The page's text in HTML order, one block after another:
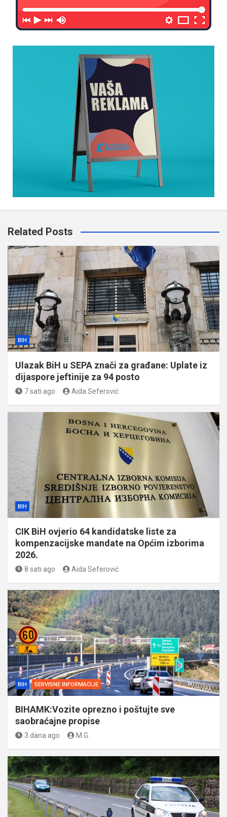
Related Posts
BIH
Ulazak BiH u SEPA znači za građane: Uplate iz
dijaspore jeftinije za 94 posto
7 sati ago Aida Seferović
BIH
CIK BiH ovjerio 64 kandidatske liste za
kompenzacijske mandate na Općim izborima
2026.
8 sati ago Aida Seferović
BIH SERVISNE INFORMACIJE
BIHAMK:Vozite oprezno i poštujte sve
saobraćajne propise
3 dana ago M.G.